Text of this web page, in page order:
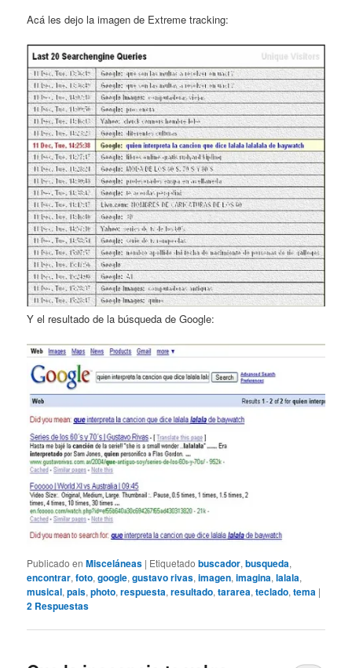
Acá les dejo la imagen de Extreme tracking:
Y el resultado de la búsqueda de Google:
Publicado en Misceláneas | Etiquetado buscador,busqueda,
encontrar,foto,google,gustavo rivas,imagen,imagina,lalala,
musical,pais,photo,respuesta,resultado,tararea,teclado,tema |
2 Respuestas